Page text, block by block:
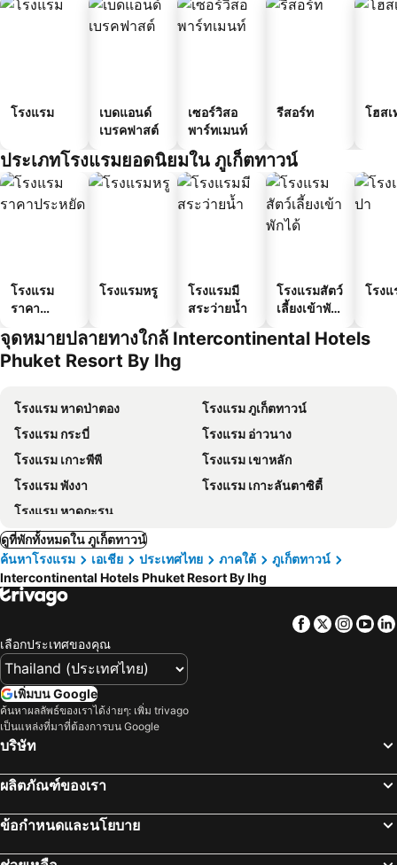
โรงแรม
เบดแอนด์
เบรคฟาสต์
เซอร์วิสอ
พาร์ทเมนท์
รีสอร์ท โฮสเ
ประเภทโรงแรมยอดนิยมใน ภูเก็ตทาวน์
โรงแรม
ราคา
โรงแรมหรู
โรงแรมมี
สระว่ายน้ำ
โรงแรมสัตว์
เลี้ยงเข้าพัก
โรง
จุดหมายปลายทางใกล้ Intercontinental Hotels
Phuket Resort By Ihg
โรงแรม หาดป่าตอง
โรงแรม ภูเก็ตทาวน์
โรงแรม กระบี่
โรงแรม อ่าวนาง
โรงแรม เกาะพีพี
โรงแรม เขาหลัก
โรงแรม พังงา
โรงแรม เกาะลันตาซิตี้
โรงแรม หาดกะรน
ดูที่พักทั้งหมดใน ภูเก็ตทาวน์
ค้นหาโรงแรม
เอเชีย ประเทศไทย ภาคใต้
ภูเก็ตทาวน์
Intercontinental Hotels Phuket Resort By Ihg
Facebook
Twitter
เลือกประเทศของคุณ
เพิ่มบน Google
ค้นหาผลลัพธ์ของเราได้ง่ายๆ: เพิ่ม trivago
เป็นแหล่งที่มาที่ต้องการบน Google
บริษัท
ผลิตภัณฑ์ของเรา
ข้อกำหนดและนโยบาย